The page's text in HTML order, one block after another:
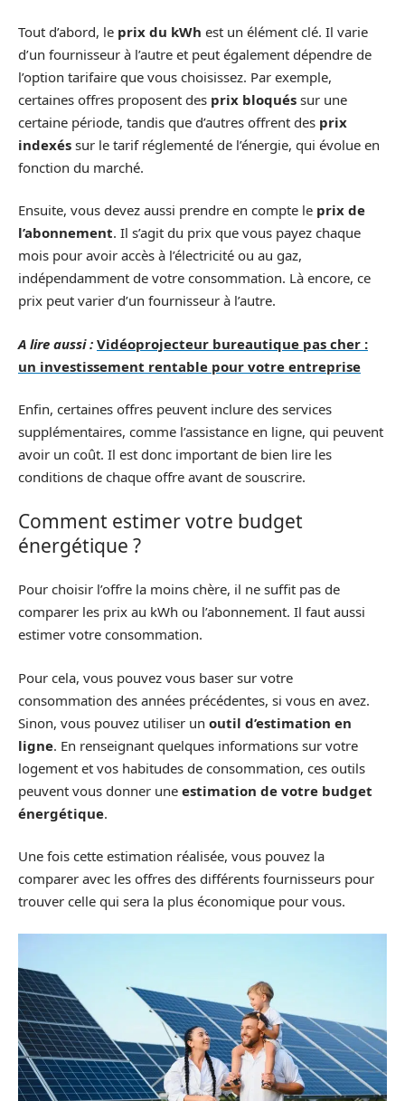
Tout d’abord, le prix du kWh est un élément clé. Il varie
d’un fournisseur à l’autre et peut également dépendre de
l’option tarifaire que vous choisissez. Par exemple,
certaines offres proposent des prix bloqués sur une
certaine période, tandis que d’autres offrent des prix
indexés sur le tarif réglementé de l’énergie, qui évolue en
fonction du marché.
Ensuite, vous devez aussi prendre en compte le prix de
l’abonnement. Il s’agit du prix que vous payez chaque
mois pour avoir accès à l’électricité ou au gaz,
indépendamment de votre consommation. Là encore, ce
prix peut varier d’un fournisseur à l’autre.
A lire aussi : Vidéoprojecteur bureautique pas cher :
un investissement rentable pour votre entreprise
Enfin, certaines offres peuvent inclure des services
supplémentaires, comme l’assistance en ligne, qui peuvent
avoir un coût. Il est donc important de bien lire les
conditions de chaque offre avant de souscrire.
Comment estimer votre budget
énergétique ?
Pour choisir l’offre la moins chère, il ne suffit pas de
comparer les prix au kWh ou l’abonnement. Il faut aussi
estimer votre consommation.
Pour cela, vous pouvez vous baser sur votre
consommation des années précédentes, si vous en avez.
Sinon, vous pouvez utiliser un outil d’estimation en
ligne. En renseignant quelques informations sur votre
logement et vos habitudes de consommation, ces outils
peuvent vous donner une estimation de votre budget
énergétique.
Une fois cette estimation réalisée, vous pouvez la
comparer avec les offres des différents fournisseurs pour
trouver celle qui sera la plus économique pour vous.